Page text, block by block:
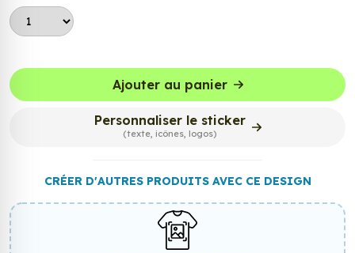
Ajouter au panier
Personnaliser le sticker
(texte, icônes, logos)
CRÉER D'AUTRES PRODUITS AVEC CE DESIGN